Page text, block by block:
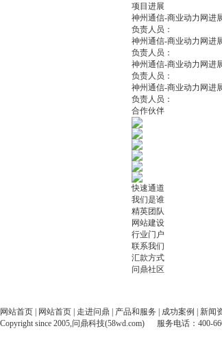
项目进展
神州通信-商业动力网进
负责人员：
神州通信-商业动力网进
负责人员：
神州通信-商业动力网进
负责人员：
神州通信-商业动力网进
负责人员：
合作伙伴
快速通道
我们是谁
精英团队
网站建设
行业门户
联系我们
汇款方式
问鼎社区
网站首页 网站首页 走进问鼎 产品和服务 成功案例 新闻
Copyright since 2005,问鼎科技(58wd.com) 服务电话：